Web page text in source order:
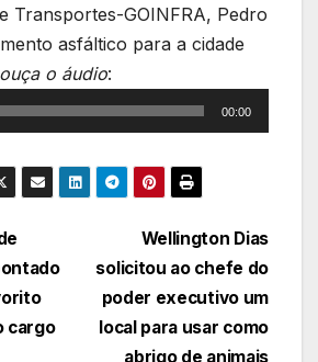
Transportes-GOINFRA, Pedro
asfáltico para a cidade
ouça o áudio:
de
áudio
00:00
Wellington Dias
solicitou ao chefe do
poder executivo um
local para usar como
abrigo de animais
cargo